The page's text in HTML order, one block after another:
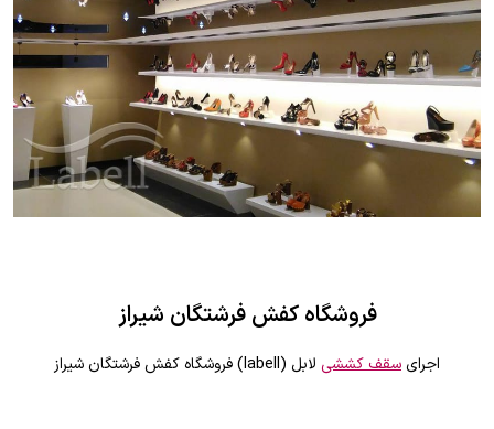
فروشگاه کفش فرشتگان شیراز
اجرایسقف کششی لابل (labell) فروشگاه کفش فرشتگان شیراز